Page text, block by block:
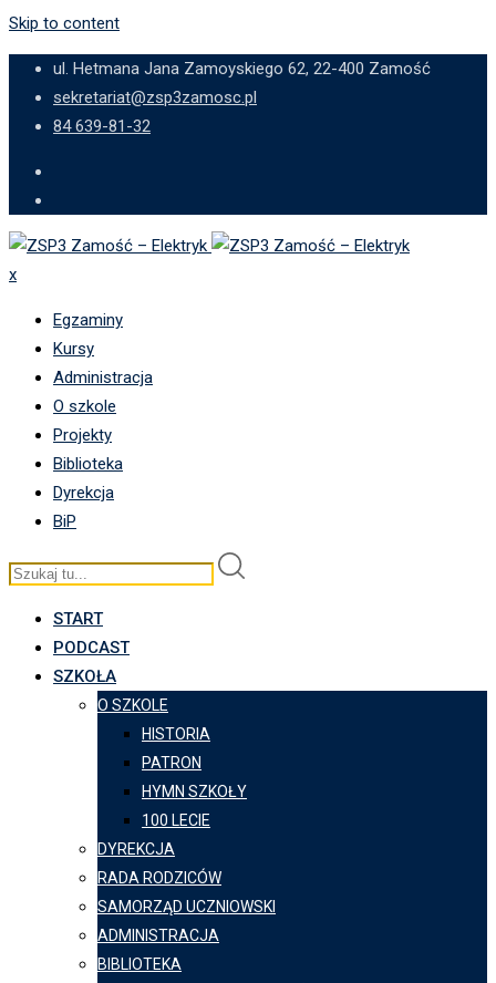
Skip to content
ul. Hetmana Jana Zamoyskiego 62, 22-400 Zamość
sekretariat@zsp3zamosc.pl
84 639-81-32
x
Egzaminy
Kursy
Administracja
O szkole
Projekty
Biblioteka
Dyrekcja
BiP
START
PODCAST
SZKOŁA
O SZKOLE
HISTORIA
PATRON
HYMN SZKOŁY
100 LECIE
DYREKCJA
RADA RODZICÓW
SAMORZĄD UCZNIOWSKI
ADMINISTRACJA
BIBLIOTEKA